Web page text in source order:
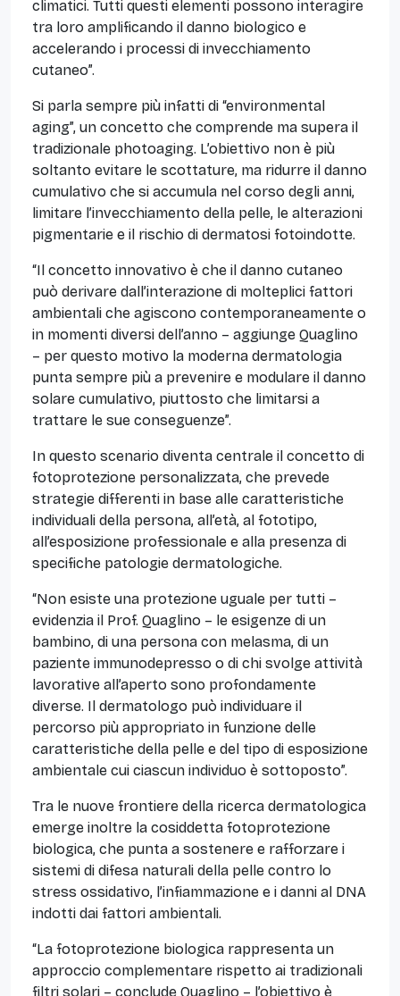
climatici. Tutti questi elementi possono interagire
tra loro amplificando il danno biologico e
accelerando i processi di invecchiamento
cutaneo”.
Si parla sempre più infatti di “environmental
aging”, un concetto che comprende ma supera il
tradizionale photoaging. L’obiettivo non è più
soltanto evitare le scottature, ma ridurre il danno
cumulativo che si accumula nel corso degli anni,
limitare l’invecchiamento della pelle, le alterazioni
pigmentarie e il rischio di dermatosi fotoindotte.
“Il concetto innovativo è che il danno cutaneo
può derivare dall’interazione di molteplici fattori
ambientali che agiscono contemporaneamente o
in momenti diversi dell’anno – aggiunge Quaglino
– per questo motivo la moderna dermatologia
punta sempre più a prevenire e modulare il danno
solare cumulativo, piuttosto che limitarsi a
trattare le sue conseguenze”.
In questo scenario diventa centrale il concetto di
fotoprotezione personalizzata, che prevede
strategie differenti in base alle caratteristiche
individuali della persona, all’età, al fototipo,
all’esposizione professionale e alla presenza di
specifiche patologie dermatologiche.
“Non esiste una protezione uguale per tutti –
evidenzia il Prof. Quaglino – le esigenze di un
bambino, di una persona con melasma, di un
paziente immunodepresso o di chi svolge attività
lavorative all’aperto sono profondamente
diverse. Il dermatologo può individuare il
percorso più appropriato in funzione delle
caratteristiche della pelle e del tipo di esposizione
ambientale cui ciascun individuo è sottoposto”.
Tra le nuove frontiere della ricerca dermatologica
emerge inoltre la cosiddetta fotoprotezione
biologica, che punta a sostenere e rafforzare i
sistemi di difesa naturali della pelle contro lo
stress ossidativo, l’infiammazione e i danni al DNA
indotti dai fattori ambientali.
“La fotoprotezione biologica rappresenta un
approccio complementare rispetto ai tradizionali
filtri solari – conclude Quaglino – l’obiettivo è